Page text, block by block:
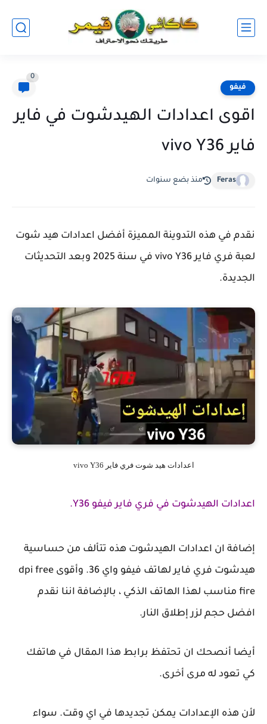
فيفو
0
اقوى اعدادات الهيدشوت في فاير
فاير vivo Y36
Feras منذ بضع سنوات
نقدم في هذه التدوينة المميزة أفضل اعدادات هيد شوت
لعبة فري فاير vivo Y36 في سنة 2025 وبعد التحديثات
الجديدة.
اعدادات هيد شوت فري فاير vivo Y36
اعدادات الهيدشوت في فري فاير فيفو Y36.
إضافة ان اعدادات الهيدشوت هذه تتألف من حساسية
هيدشوت فري فاير لهاتف فيفو واي 36. وأقوى dpi free
fire مناسب لهذا الهاتف الذكي ، بالإضافة اننا نقدم
افضل حجم لزر إطلاق النار.
أيضا أنصحك ان تحتفظ برابط هذا المقال في هاتفك
كي تعود له مرى أخرى.
لأن هذه الإعدادات يمكن تجديدها في اي وقت. سواء